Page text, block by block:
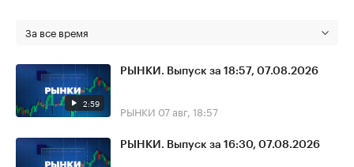
За все время
2:59
РЫНКИ. Выпуск за 18:57, 07.08.2026
РЫНКИ 07 авг, 18:57
РЫНКИ. Выпуск за 16:30, 07.08.2026